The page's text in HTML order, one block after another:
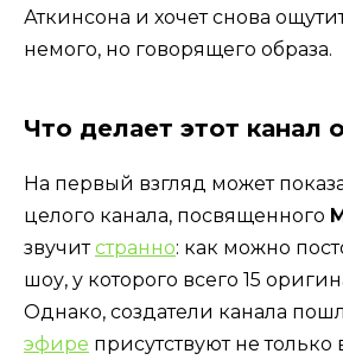
Аткинсона и хочет снова
немого, но говорящего образа.
Что делает этот канал
На первый взгляд может
целого канала, посвященного
звучитстранно: как можно
шоу, у которого всего 15
Однако, создатели канала
эфире присутствуют не только